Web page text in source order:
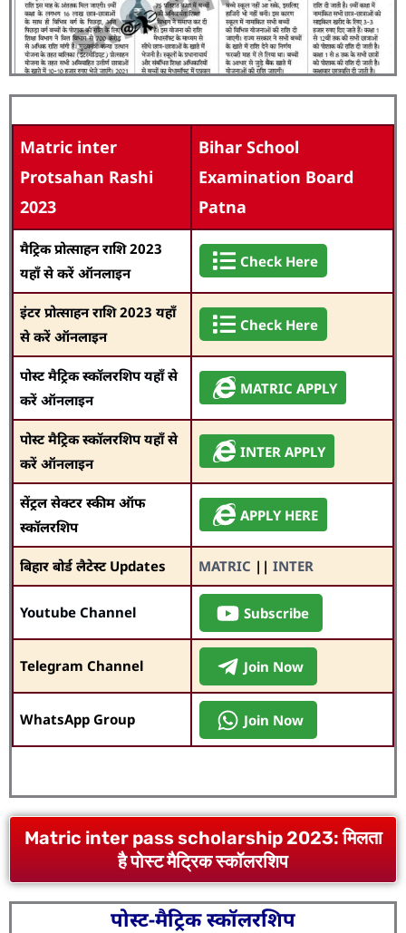
Matric inter
Protsahan Rashi
2023
Bihar School
Examination Board
Patna
मैट्रिक प्रोत्साहन राशि 2023
यहाँ से करें ऑनलाइन
Check Here
इंटर प्रोत्साहन राशि 2023 यहाँ
से करें ऑनलाइन
Check Here
पोस्ट मैट्रिक स्कॉलरशिप यहाँ से
करें ऑनलाइन
MATRIC APPLY
पोस्ट मैट्रिक स्कॉलरशिप यहाँ से
करें ऑनलाइन
INTER APPLY
सेंट्रल सेक्टर स्कीम ऑफ
स्कॉलरशिप
APPLY HERE
बिहार बोर्ड लैटेस्ट Updates MATRIC || INTER
Youtube Channel Subscribe
Telegram Channel Join Now
WhatsApp Group Join Now
Matric inter pass scholarship 2023: मिलता
है पोस्ट मैट्रिक स्कॉलरशिप
पोस्ट-मैट्रिक स्कॉलरशिप